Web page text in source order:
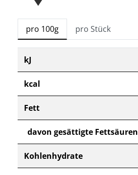
pro 100g pro Stück
kJ
kcal
Fett
davon gesättigte Fettsäuren
Kohlenhydrate